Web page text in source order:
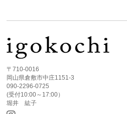
〒710-0016
岡山県倉敷市中庄1151-3
090-2296-0725
(受付10:00～17:00）
堀井 紘子